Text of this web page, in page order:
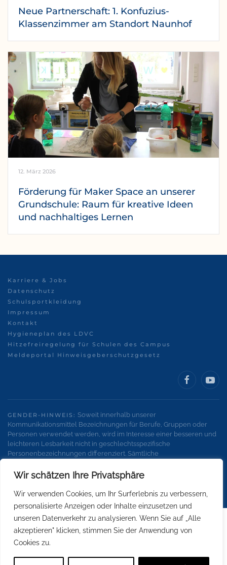
Wir schätzen Ihre Privatsphäre
Wir verwenden Cookies, um Ihr Surferlebnis zu verbessern,
personalisierte Anzeigen oder Inhalte einzusetzen und
unseren Datenverkehr zu analysieren. Wenn Sie auf „Alle
akzeptieren" klicken, stimmen Sie der Anwendung von
Cookies zu.
Neue Partnerschaft: 1. Konfuzius-
Klassenzimmer am Standort Naunhof
12. März 2026
Förderung für Maker Space an unserer
Grundschule: Raum für kreative Ideen
und nachhaltiges Lernen
Karriere & Jobs
Datenschutz
Schulsportkleidung
Impressum
Kontakt
Hygieneplan des LDVC
Hitzefreiregelung für Schulen des Campus
Meldeportal Hinweisgeberschutzgesetz
GENDER-HINWEIS: Soweit innerhalb unserer
Kommunikationsmittel Bezeichnungen für Berufe, Gruppen oder
Personen verwendet werden, wird im Interesse einer besseren und
leichteren Lesbarkeit nicht in geschlechtsspezifische
Personenbezeichnungen differenziert. Sämtliche
Geschlechter.